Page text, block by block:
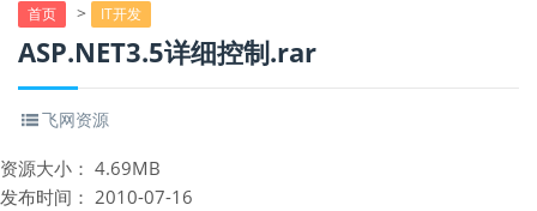
首页 > IT开发
ASP.NET3.5详细控制.rar
飞网资源
资源大小： 4.69MB
发布时间： 2010-07-16